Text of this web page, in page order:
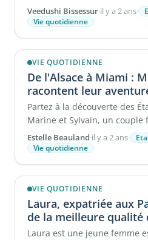
fois inspirante et ...
Veedushi Bissessur·il y a 2 ans·
Vie quotidienne
VIE QUOTIDIENNE
De l'Alsace à Miami :
racontent leur
Partez à la découverte des
Marine et Sylvain, un couple
Estelle Beauland·il y a 2 ans·
Vie quotidienne
VIE QUOTIDIENNE
Laura, expatriée aux
de la meilleure qualité
Laura est une jeune femme